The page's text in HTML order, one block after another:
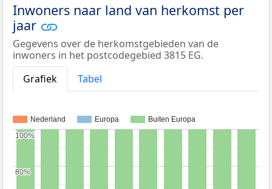
Inwoners naar land van herkomst per
jaar
Gegevens over de herkomstgebieden van de
inwoners in het postcodegebied 3815 EG.
Grafiek
Tabel
Nederland Europa Buiten Europa
80%
80%
100%
100%